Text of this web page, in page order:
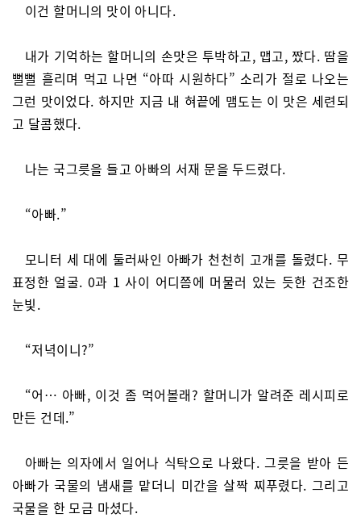
이건 할머니의 맛이 아니다.
내가 기억하는 할머니의 손맛은 투박하고, 맵고, 짰다. 땀을
뻘뻘 흘리며 먹고 나면 “아따 시원하다” 소리가 절로 나오는
그런 맛이었다. 하지만 지금 내 혀끝에 맴도는 이 맛은 세련되
고 달콤했다.
나는 국그릇을 들고 아빠의 서재 문을 두드렸다.
“아빠.”
모니터 세 대에 둘러싸인 아빠가 천천히 고개를 돌렸다. 무
표정한 얼굴. 0과 1 사이 어디쯤에 머물러 있는 듯한 건조한
눈빛.
“저녁이니?”
“어… 아빠, 이것 좀 먹어볼래? 할머니가 알려준 레시피로
만든 건데.”
아빠는 의자에서 일어나 식탁으로 나왔다. 그릇을 받아 든
아빠가 국물의 냄새를 맡더니 미간을 살짝 찌푸렸다. 그리고
국물을 한 모금 마셨다.